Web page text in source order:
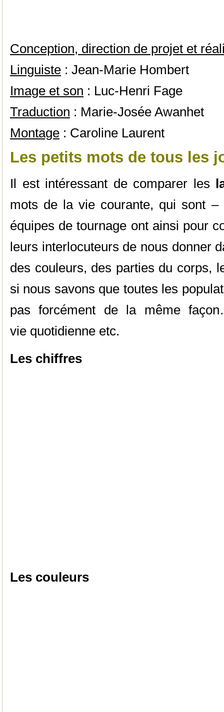
Conception, direction de projet et
Linguiste : Jean-Marie Hombert
Image et son : Luc-Henri Fage
Traduction : Marie-Josée Awanhet
Montage : Caroline Laurent
Les petits mots de tous les
Il est intéressant de comparer les
mots de la vie courante, qui sont
équipes de tournage ont ainsi pour
leurs interlocuteurs de nous donner
des couleurs, des parties du corps,
si nous savons que toutes les
pas forcément de la même
vie quotidienne etc.
Les chiffres
Les couleurs